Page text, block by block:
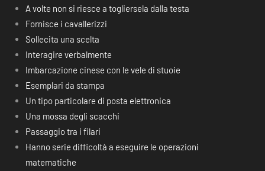
A volte non si riesce a togliersela dalla testa
Fornisce i cavallerizzi
Sollecita una scelta
Interagire verbalmente
Imbarcazione cinese con le vele di stuoie
Esemplari da stampa
Un tipo particolare di posta elettronica
Una mossa degli scacchi
Passaggio tra i filari
Hanno serie difficoltà a eseguire le operazioni
matematiche